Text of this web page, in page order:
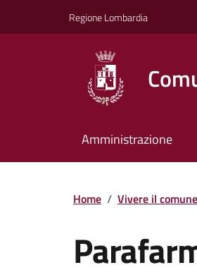
Regione Lombardia
Amministrazione
Home / Vivere il comune